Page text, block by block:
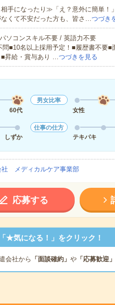
手になったり≫「え？意外に簡単！
くて不安だった方も、皆さ…つづき
ソコンスキル不要 / 英語力不要
■10名以上採用予定！■履歴書不要■
■昇給・賞与あり …つづきを見る
60代
男女比率
女性
しずか
仕事の仕方
テキパキ
社 メディカルケア事業部
応募する
★気になる！」をクリック！
会社から 「面談確約」 や「応募歓迎」